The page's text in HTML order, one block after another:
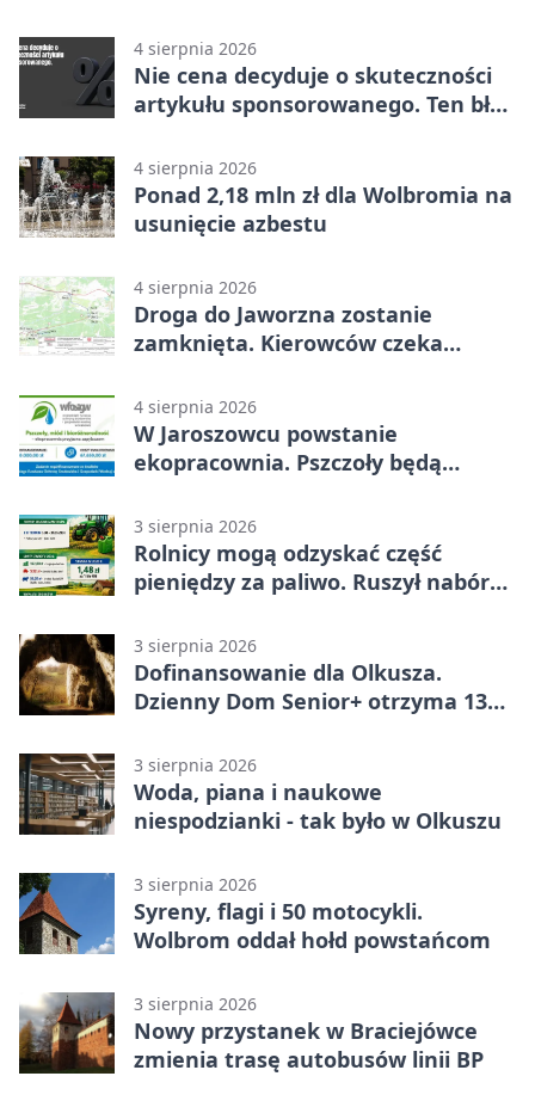
4 sierpnia 2026
Nie cena decyduje o skuteczności
artykułu sponsorowanego. Ten błąd
4 sierpnia 2026
Ponad 2,18 mln zł dla Wolbromia na
usunięcie azbestu
4 sierpnia 2026
Droga do Jaworzna zostanie
zamknięta. Kierowców czeka
4 sierpnia 2026
W Jaroszowcu powstanie
ekopracownia. Pszczoły będą
3 sierpnia 2026
Rolnicy mogą odzyskać część
pieniędzy za paliwo. Ruszył nabór
3 sierpnia 2026
Dofinansowanie dla Olkusza.
Dzienny Dom Senior+ otrzyma 134
3 sierpnia 2026
Woda, piana i naukowe
niespodzianki - tak było w Olkuszu
3 sierpnia 2026
Syreny, flagi i 50 motocykli.
Wolbrom oddał hołd powstańcom
3 sierpnia 2026
Nowy przystanek w Braciejówce
zmienia trasę autobusów linii BP